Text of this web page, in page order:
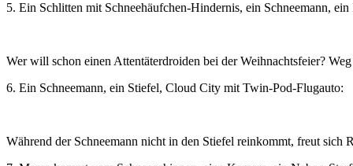
5. Ein Schlitten mit Schneehäufchen-Hindernis, ein Schneemann,
Wer will schon einen Attentäterdroiden bei der Weihnachtsfeier?
6. Ein Schneemann, ein Stiefel, Cloud City mit Twin-Pod-Flugauto:
Während der Schneemann nicht in den Stiefel reinkommt, freut sich